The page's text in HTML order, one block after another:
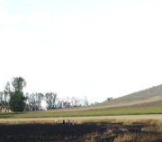
spor ve